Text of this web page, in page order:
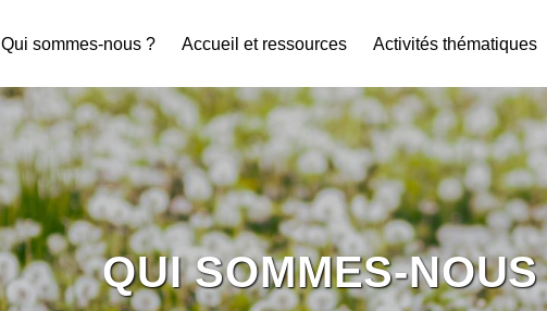
Qui sommes-nous ? Accueil et ressources Activités thématiques
QUI SOMMES-